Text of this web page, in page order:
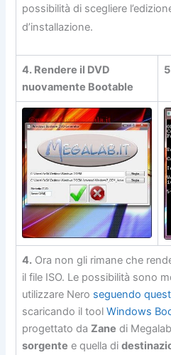
possibilità di scegliere
d’installazione.
4. Rendere il DVD
nuovamente Bootable
4. Ora non gli rimane che
il file ISO. Le possibilità sono
utilizzare Nero seguendo
scaricando il toolWindows
progettato daZane di
sorgente e quella di